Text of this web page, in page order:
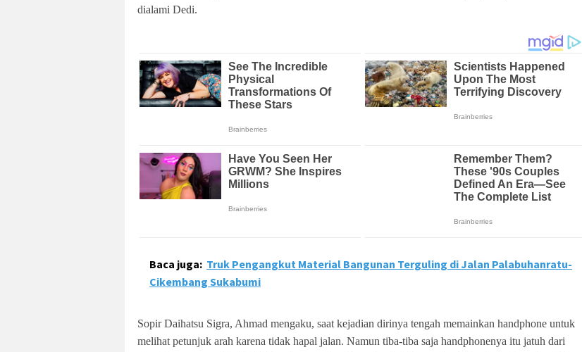
dialami Dedi.
Baca juga: Truk Pengangkut Material Bangunan Terguling di Jalan Palabuhanratu-
Cikembang Sukabumi
Sopir Daihatsu Sigra, Ahmad mengaku, saat kejadian dirinya tengah memainkan handphone untuk
melihat petunjuk arah karena tidak hapal jalan. Namun tiba-tiba saja handphonenya itu jatuh dari